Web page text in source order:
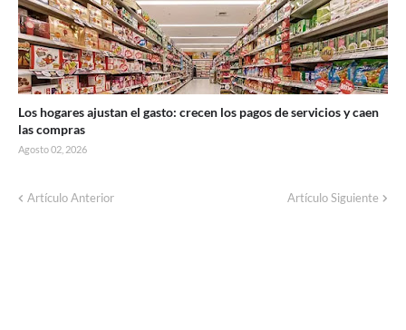
Los hogares ajustan el gasto: crecen los pagos de servicios y caen
las compras
Agosto 02, 2026
Artículo Anterior Artículo Siguiente
Corte de energía programado para este